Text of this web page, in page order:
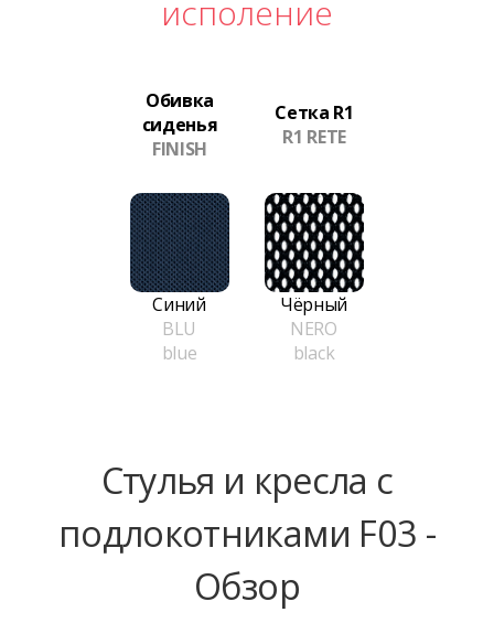
исполение
Обивка
сиденья
FINISH
Сетка R1
R1 RETE
Синий
BLU
blue
Чёрный
NERO
black
Стулья и кресла с
подлокотниками F03 -
Обзор